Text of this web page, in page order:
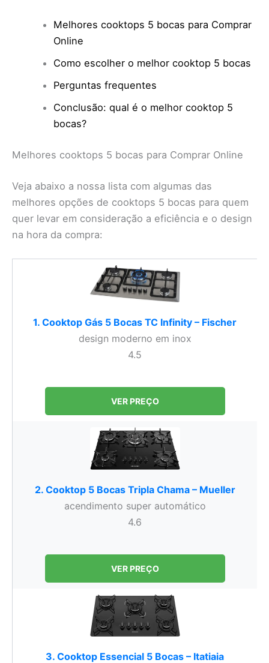
Melhores cooktops 5 bocas para Comprar
Online
Como escolher o melhor cooktop 5 bocas
Perguntas frequentes
Conclusão: qual é o melhor cooktop 5
bocas?
Melhores cooktops 5 bocas para Comprar Online
Veja abaixo a nossa lista com algumas das
melhores opções de cooktops 5 bocas para quem
quer levar em consideração a eficiência e o design
na hora da compra:
1. Cooktop Gás 5 Bocas TC Infinity – Fischer
design moderno em inox
4.5
VER PREÇO
2. Cooktop 5 Bocas Tripla Chama – Mueller
acendimento super automático
4.6
VER PREÇO
3. Cooktop Essencial 5 Bocas – Itatiaia